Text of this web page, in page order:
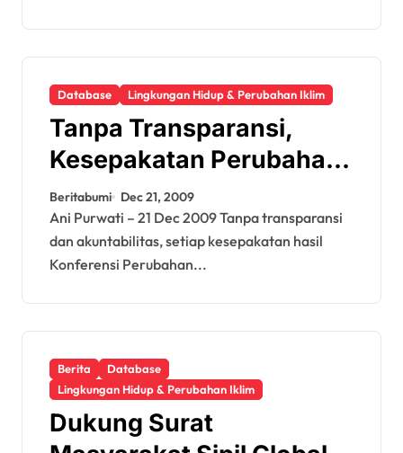
Database Lingkungan Hidup & Perubahan Iklim
Tanpa Transparansi,
Kesepakatan Perubahan
Iklim Kopenhagen Hanya
Kata-Kata Kosong
Beritabumi Dec 21, 2009
Ani Purwati – 21 Dec 2009 Tanpa transparansi
dan akuntabilitas, setiap kesepakatan hasil
Konferensi Perubahan...
Berita
Database
Lingkungan Hidup & Perubahan Iklim
Dukung Surat